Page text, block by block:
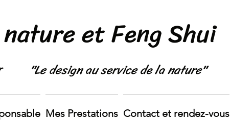
et Feng Shui
Mes Prestations Contact et rendez-vous
"Le design au service de la nature"